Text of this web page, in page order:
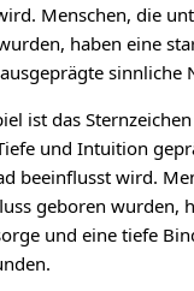
Menschen, die
haben eine
sinnliche
ist das
und Intuition
beeinflusst wird.
geboren wurden,
und eine tiefe